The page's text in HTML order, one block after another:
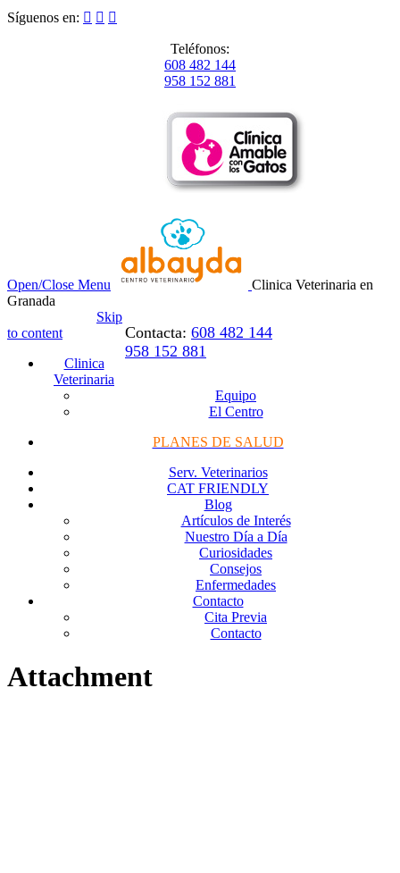
Síguenos en:   
Teléfonos:
608 482 144
958 152 881
Open/Close Menu
Clinica Veterinaria en
Granada
Contacta: 608 482 144
958 152 881
Skip
to content
Clinica
Veterinaria
Equipo
El Centro
PLANES DE SALUD
Serv. Veterinarios
CAT FRIENDLY
Blog
Artículos de Interés
Nuestro Día a Día
Curiosidades
Consejos
Enfermedades
Contacto
Cita Previa
Contacto
Attachment